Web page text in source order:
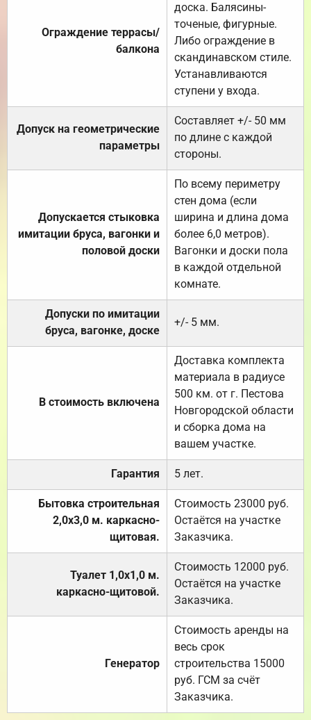
Ограждение террасы/
балкона
доска. Балясины-
точеные, фигурные.
Либо ограждение в
скандинавском стиле.
Устанавливаются
ступени у входа.
Допуск на геометрические
параметры
Составляет +/- 50 мм
по длине с каждой
стороны.
Допускается стыковка
имитации бруса, вагонки и
половой доски
По всему периметру
стен дома (если
ширина и длина дома
более 6,0 метров).
Вагонки и доски пола
в каждой отдельной
комнате.
Допуски по имитации
бруса, вагонке, доске
+/- 5 мм.
В стоимость включена
Доставка комплекта
материала в радиусе
500 км. от г. Пестова
Новгородской области
и сборка дома на
вашем участке.
Гарантия 5 лет.
Бытовка строительная
2,0х3,0 м. каркасно-
щитовая.
Стоимость 23000 руб.
Остаётся на участке
Заказчика.
Туалет 1,0х1,0 м.
каркасно-щитовой.
Стоимость 12000 руб.
Остаётся на участке
Заказчика.
Генератор
Стоимость аренды на
весь срок
строительства 15000
руб. ГСМ за счёт
Заказчика.